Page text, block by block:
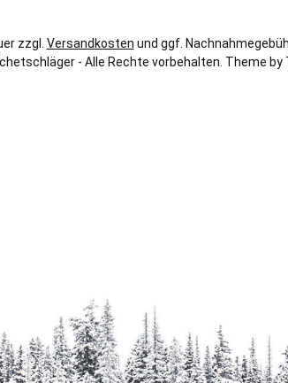
zzgl. Versandkosten und ggf.
- Alle Rechte vorbehalten. Theme by